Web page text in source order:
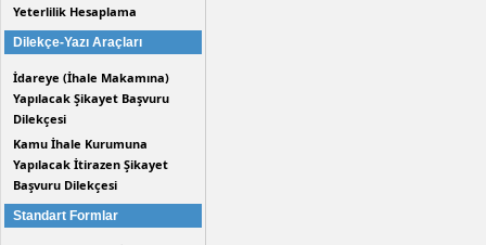
Yeterlilik Hesaplama
Dilekçe-Yazı Araçları
İdareye (İhale Makamına)
Yapılacak Şikayet Başvuru
Dilekçesi
Kamu İhale Kurumuna
Yapılacak İtirazen Şikayet
Başvuru Dilekçesi
Standart Formlar